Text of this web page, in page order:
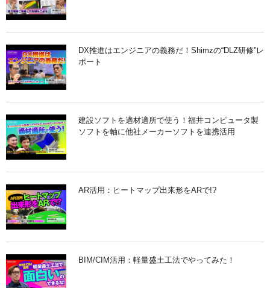
DX推進はエンジニアの義務だ！Shimzの“DLZ研修”レ
ポート
建設ソフトを適材適所で使う！福井コンピュータ製
ソフトを軸に他社メーカーソフトを連携活用
AR活用：ヒートマップ出来形をARで!?
BIM/CIM活用：軽量盛土工法でやってみた！